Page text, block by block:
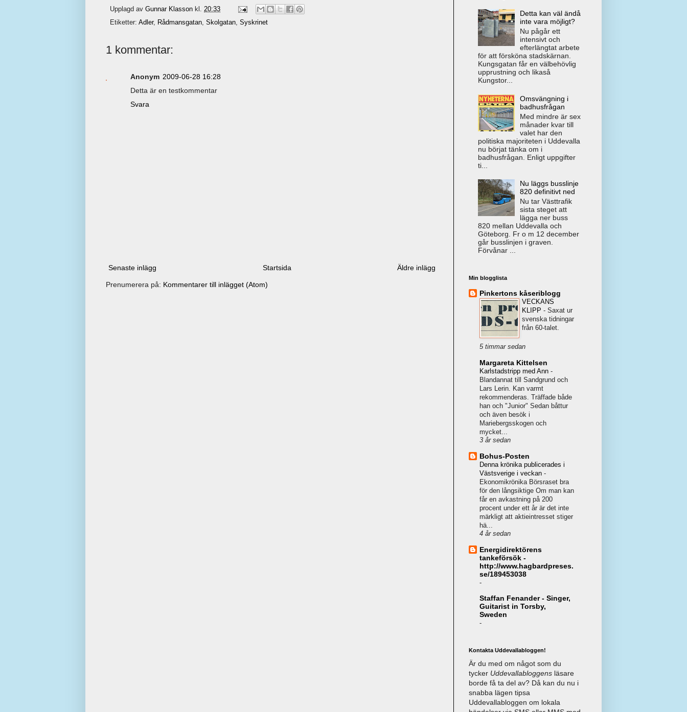
Upplagd av Gunnar Klasson kl. 20:33
Etiketter: Adler, Rådmansgatan, Skolgatan, Syskrinet
1 kommentar:
Anonym 2009-06-28 16:28
Detta är en testkommentar
Svara
Senaste inlägg Äldre inlägg
Startsida
Prenumerera på: Kommentarer till inlägget (Atom)
Detta kan väl ändå
inte vara möjligt?
Nu pågår ett
intensivt och
efterlängtat arbete
för att försköna stadskärnan.
Kungsgatan får en välbehövlig
upprustning och likaså
Kungstor...
Omsvängning i
badhusfrågan
Med mindre är sex
månader kvar till
valet har den
politiska majoriteten i Uddevalla
nu börjat tänka om i
badhusfrågan. Enligt uppgifter
ti...
Nu läggs busslinje
820 definitivt ned
Nu tar Västtrafik
sista steget att
lägga ner buss
820 mellan Uddevalla och
Göteborg. Fr o m 12 december
går busslinjen i graven.
Förvånar ...
Min blogglista
Pinkertons kåseriblogg
VECKANS
KLIPP - Saxat ur
svenska tidningar
från 60-talet.
5 timmar sedan
Margareta Kittelsen
Karlstadstripp med Ann -
Blandannat till Sandgrund och
Lars Lerin. Kan varmt
rekommenderas. Träffade både
han och "Junior" Sedan båttur
och även besök i
Mariebergsskogen och
mycket...
3 år sedan
Bohus-Posten
Denna krönika publicerades i
Västsverige i veckan -
Ekonomikrönika Börsraset bra
för den långsiktige Om man kan
får en avkastning på 200
procent under ett år är det inte
märkligt att aktieintresset stiger
hä...
4 år sedan
Energidirektörens
tankeförsök -
http://www.hagbardpreses.
se/189453038
-
Staffan Fenander - Singer,
Guitarist in Torsby,
Sweden
-
Kontakta Uddevallabloggen!
Är du med om något som du
tycker Uddevallabloggens läsare
borde få ta del av? Då kan du nu i
snabba lägen tipsa
Uddevallabloggen om lokala